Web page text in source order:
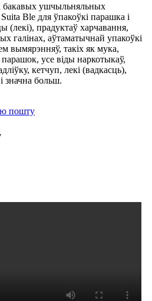
бакавых ушчыльняльных
Ble для ўпакоўкі парашка і
(лекі), прадуктаў харчавання,
галінах, аўтаматычнай упакоўкі
вымярэнняў, такіх як мука,
усе віды наркотыкаў,
кетчуп, лекі (вадкасць),
значна больш.
пошту